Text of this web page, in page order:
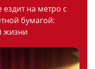
ездит на метро с
бумагой:
жизни